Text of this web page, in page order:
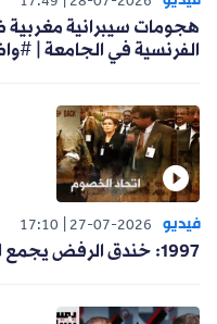
28-07-2026
17:49
هجومات سيبرانية مغربية
الفرنسية في الجامعة |
فيديو 27-07-2026
17:10
1997: خندق الرفض يجمع الإسلامي واللائيكي #فلاش_باك